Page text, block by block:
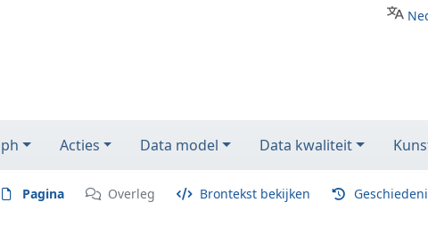
Acties Data model Data kwaliteit
Pagina Overleg Brontekst bekijken